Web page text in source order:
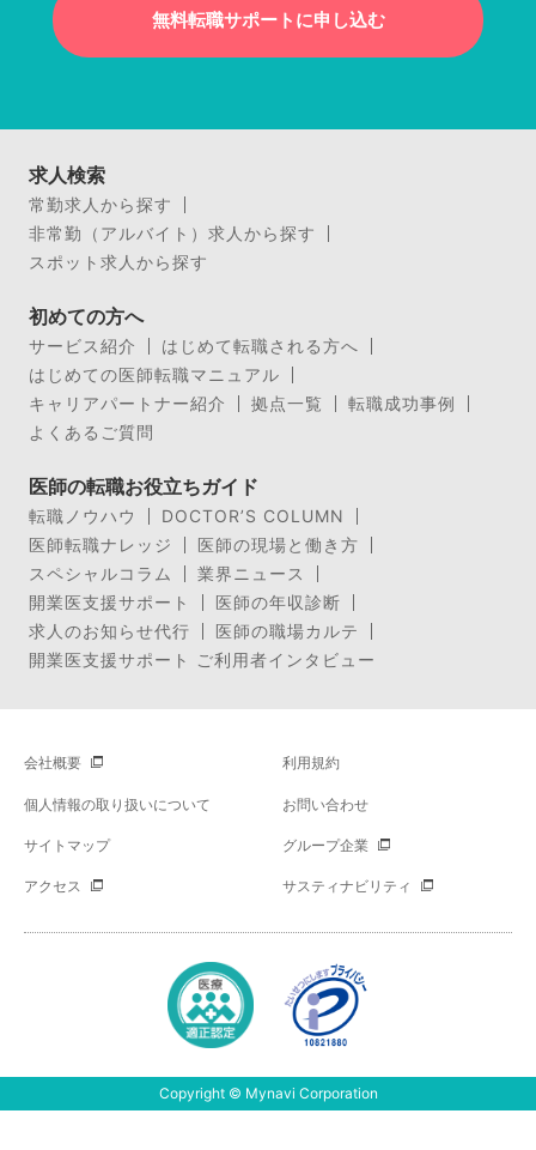
無料転職サポートに申し込む
求人検索
常勤求人から探す
非常勤（アルバイト）求人から探す
スポット求人から探す
初めての方へ
サービス紹介
はじめて転職される方へ
はじめての医師転職マニュアル
キャリアパートナー紹介
拠点一覧
転職成功事例
よくあるご質問
医師の転職お役立ちガイド
転職ノウハウ
DOCTOR’S COLUMN
医師転職ナレッジ
医師の現場と働き方
スペシャルコラム
業界ニュース
開業医支援サポート
医師の年収診断
求人のお知らせ代行
医師の職場カルテ
開業医支援サポート ご利用者インタビュー
会社概要 利用規約
個人情報の取り扱いについて お問い合わせ
サイトマップ グループ企業
アクセス サスティナビリティ
Copyright © Mynavi Corporation